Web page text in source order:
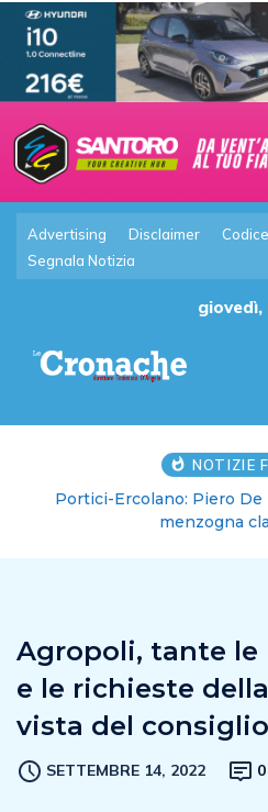
Advertising Disclaimer
Segnala Notizia
giovedì,
NOTIZIE
Portici-Ercolano: Piero De
menzogna
Agropoli, tante
e le richieste
vista del
SETTEMBRE 14, 2022 0